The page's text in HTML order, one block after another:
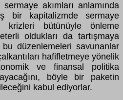
akımları anlamında
bir kapitalizmde sermaye
krizleri bütünüyle önleme
oldukları da tartışmaya
düzenlemeleri savunanlar
hafifletmeye yönelik
ve finansal politika
böyle bir paketin
kabul ediyorlar.